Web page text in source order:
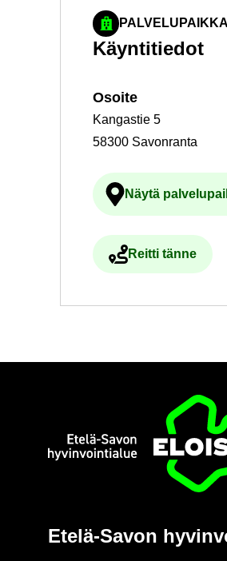
PALVELUPAIKKA
Käyn­ti­tie­dot
Osoi­te
Kangastie 5
58300 Savonranta
Näytä
Ul­koi­nen
Reit­ti tänne
Etusi­vu
Etelä-​Savon